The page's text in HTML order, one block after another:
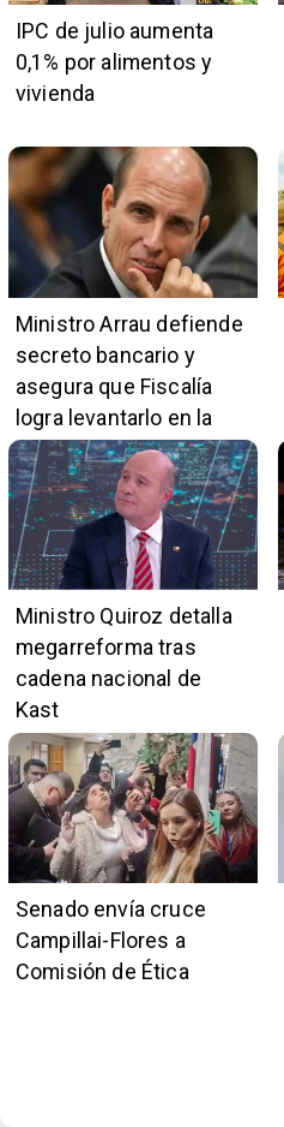
IPC de julio aumenta
0,1% por alimentos y
vivienda
Ministro Arrau defiende
secreto bancario y
asegura que Fiscalía
logra levantarlo en la
mayoría de casos
Ministro Quiroz detalla
megarreforma tras
cadena nacional de
Kast
Senado envía cruce
Campillai-Flores a
Comisión de Ética